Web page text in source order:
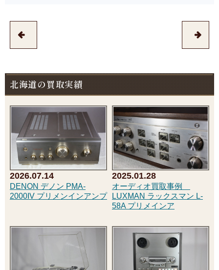
北海道の買取実績
2026.07.14
DENON デノン PMA-
2000IV プリメンインアンプ
2025.01.28
オーディオ買取事例
LUXMAN ラックスマン L-
58A プリメインア